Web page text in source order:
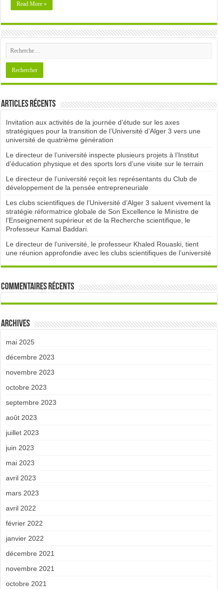
Read More »
Articles récents
Invitation aux activités de la journée d’étude sur les axes
stratégiques pour la transition de l’Université d’Alger 3 vers une
université de quatrième génération
Le directeur de l’université inspecte plusieurs projets à l’Institut
d’éducation physique et des sports lors d’une visite sur le terrain
Le directeur de l’université reçoit les représentants du Club de
développement de la pensée entrepreneuriale
Les clubs scientifiques de l’Université d’Alger 3 saluent vivement la
stratégie réformatrice globale de Son Excellence le Ministre de
l’Enseignement supérieur et de la Recherche scientifique, le
Professeur Kamal Baddari.
Le directeur de l’université, le professeur Khaled Rouaski, tient
une réunion approfondie avec les clubs scientifiques de l’université
Commentaires récents
Archives
mai 2025
décembre 2023
novembre 2023
octobre 2023
septembre 2023
août 2023
juillet 2023
juin 2023
mai 2023
avril 2023
mars 2023
avril 2022
février 2022
janvier 2022
décembre 2021
novembre 2021
octobre 2021